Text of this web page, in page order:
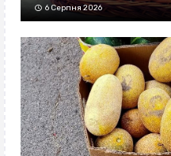
6 Серпня 2026